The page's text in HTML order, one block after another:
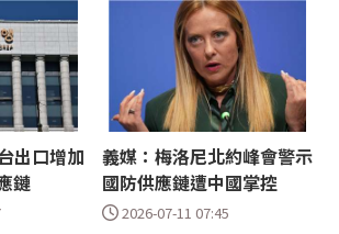
出口增加
鏈
義媒：梅洛尼北約峰會警示
國防供應鏈遭中國掌控
2026-07-11 07:45